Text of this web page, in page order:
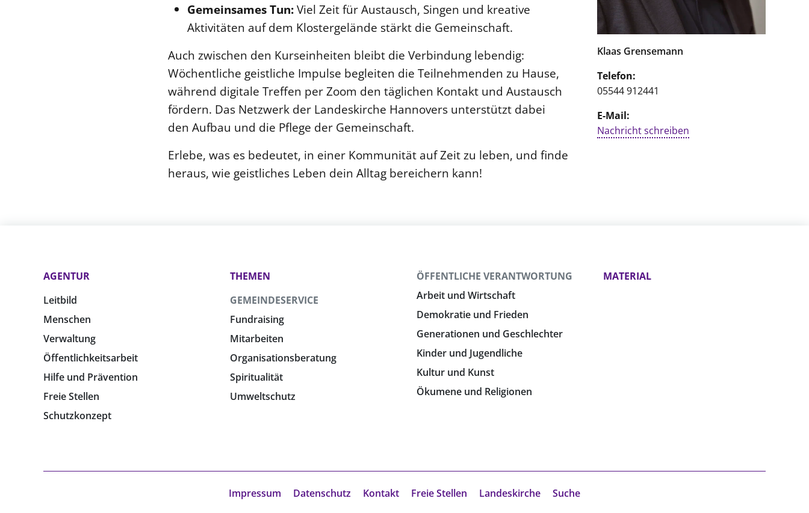
Klaas Grensemann
Telefon:
05544 912441
E-Mail:
Nachricht schreiben
Gemeinsames Tun:Viel Zeit für Austausch, Singen und kreative
Aktivitäten auf dem Klostergelände stärkt die Gemeinschaft.
Auch zwischen den Kurseinheiten bleibt die Verbindung lebendig:
Wöchentliche geistliche Impulse begleiten die Teilnehmenden zu Hause,
während digitale Treffen per Zoom den täglichen Kontakt und Austausch
fördern. Das Netzwerk der Landeskirche Hannovers unterstützt dabei
den Aufbau und die Pflege der Gemeinschaft.
Erlebe, was es bedeutet, in einer Kommunität auf Zeit zu leben, und finde
heraus, wie geistliches Leben dein Alltag bereichern kann!
AGENTUR
Leitbild
Menschen
Verwaltung
Öffentlichkeitsarbeit
Hilfe und Prävention
Freie Stellen
Schutzkonzept
THEMEN
GEMEINDESERVICE
Fundraising
Mitarbeiten
Organisationsberatung
Spiritualität
Umweltschutz
ÖFFENTLICHE VERANTWORTUNG
Arbeit und Wirtschaft
Demokratie und Frieden
Generationen und Geschlechter
Kinder und Jugendliche
Kultur und Kunst
Ökumene und Religionen
MATERIAL
Impressum Datenschutz Kontakt Freie Stellen Landeskirche Suche